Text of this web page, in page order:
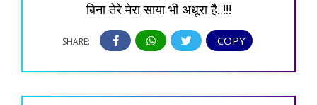
बिना तेरे मेरा साया भी अधूरा है..!!!
SHARE: COPY